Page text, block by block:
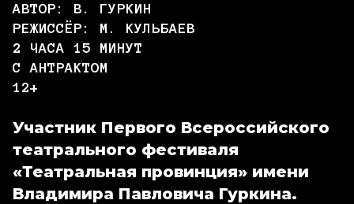
АВТОР: В. ГУРКИН
РЕЖИССЁР: М. КУЛЬБАЕВ
2 ЧАСА 15 МИНУТ
С АНТРАКТОМ
12+
Участник Первого Всероссийского
театрального фестиваля
«Театральная провинция» имени
Владимира Павловича Гуркина.